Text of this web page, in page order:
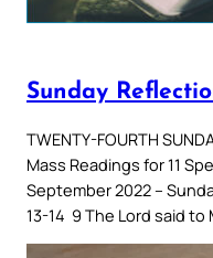
Sunday
TWENTY-FOURTH
Mass Readings for 11
September 2022 –
13-14 9 The Lord said to